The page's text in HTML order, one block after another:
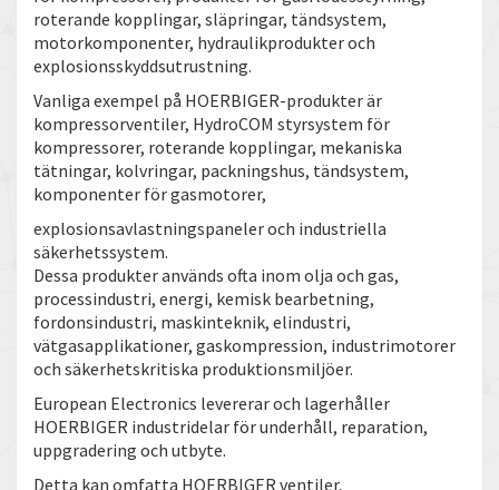
roterande kopplingar, släpringar, tändsystem,
motorkomponenter, hydraulikprodukter och
explosionsskyddsutrustning.
Vanliga exempel på HOERBIGER-produkter är
kompressorventiler, HydroCOM styrsystem för
kompressorer, roterande kopplingar, mekaniska
tätningar, kolvringar, packningshus, tändsystem,
komponenter för gasmotorer,
explosionsavlastningspaneler och industriella
säkerhetssystem.
Dessa produkter används ofta inom olja och gas,
processindustri, energi, kemisk bearbetning,
fordonsindustri, maskinteknik, elindustri,
vätgasapplikationer, gaskompression, industrimotorer
och säkerhetskritiska produktionsmiljöer.
European Electronics levererar och lagerhåller
HOERBIGER industridelar för underhåll, reparation,
uppgradering och utbyte.
Detta kan omfatta HOERBIGER ventiler,